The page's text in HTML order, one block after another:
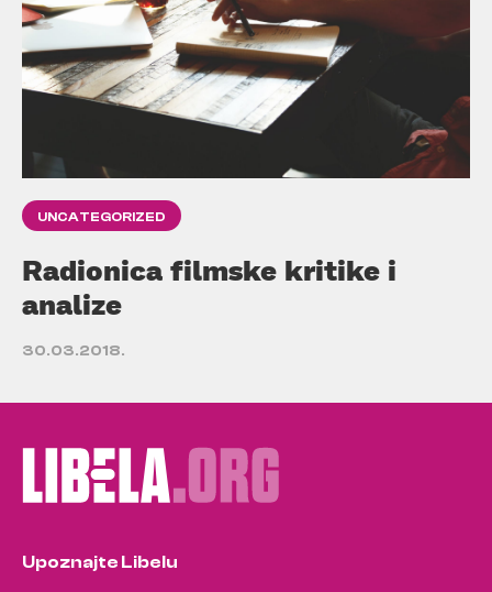
UNCATEGORIZED
Radionica filmske kritike i
analize
30.03.2018.
Upoznajte Libelu